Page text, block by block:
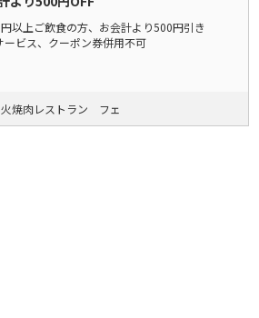
以上ご飲食の方、お会計より500円引き
ービス、クーポン券併用不可
焼肉レストラン フェ